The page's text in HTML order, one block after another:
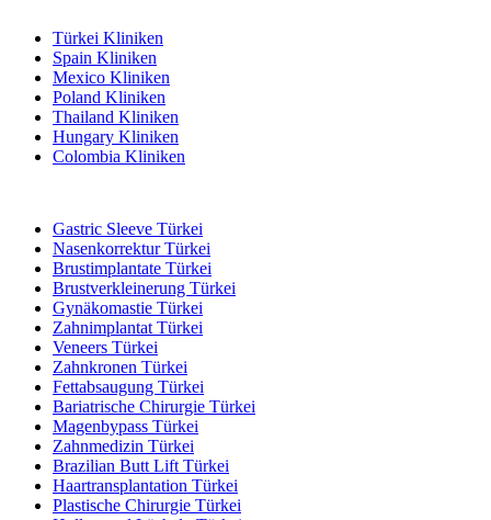
Türkei Kliniken
Spain Kliniken
Mexico Kliniken
Poland Kliniken
Thailand Kliniken
Hungary Kliniken
Colombia Kliniken
Gastric Sleeve Türkei
Nasenkorrektur Türkei
Brustimplantate Türkei
Brustverkleinerung Türkei
Gynäkomastie Türkei
Zahnimplantat Türkei
Veneers Türkei
Zahnkronen Türkei
Fettabsaugung Türkei
Bariatrische Chirurgie Türkei
Magenbypass Türkei
Zahnmedizin Türkei
Brazilian Butt Lift Türkei
Haartransplantation Türkei
Plastische Chirurgie Türkei